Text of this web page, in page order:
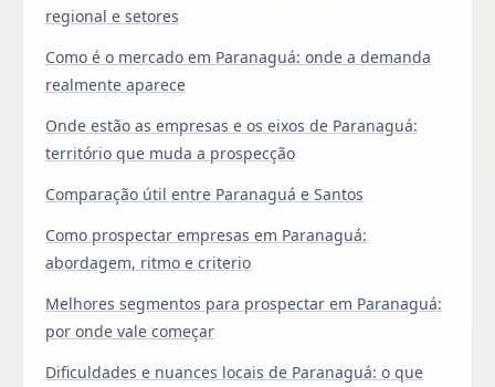
regional e setores
Como é o mercado em Paranaguá: onde a demanda
realmente aparece
Onde estão as empresas e os eixos de Paranaguá:
território que muda a prospecção
Comparação útil entre Paranaguá e Santos
Como prospectar empresas em Paranaguá:
abordagem, ritmo e criterio
Melhores segmentos para prospectar em Paranaguá:
por onde vale começar
Dificuldades e nuances locais de Paranaguá: o que